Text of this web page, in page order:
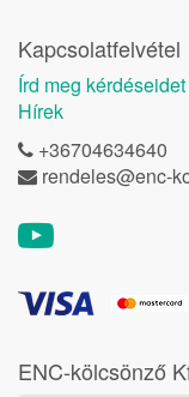
Kapcsolatfelvétel
Írd meg
Hírek
+36704634640
rendeles@enc-
ENC-kölcsönző